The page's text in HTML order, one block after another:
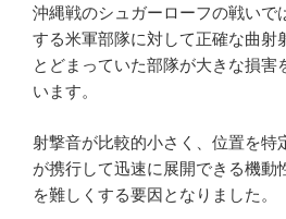
沖縄戦のシュガーローフの戦いで
する米軍部隊に対して正確な曲射
とどまっていた部隊が大きな損害
います。
射撃音が比較的小さく、位置を特
が携行して迅速に展開できる機動
を難しくする要因となりました。